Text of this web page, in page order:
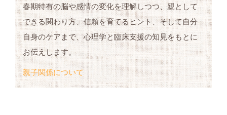
春期特有の脳や感情の変化を理解しつつ、親として
できる関わり方、信頼を育てるヒント、そして自分
自身のケアまで、心理学と臨床支援の知見をもとに
お伝えします。
親子関係について